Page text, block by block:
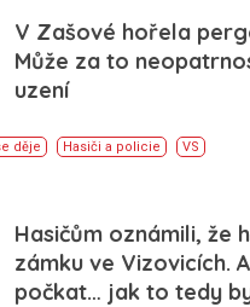
V Zašové hořela
Může za to
uzení
děje Hasiči a policie VS
Hasičům oznámili, že
zámku ve Vizovicích.
počkat… jak to tedy